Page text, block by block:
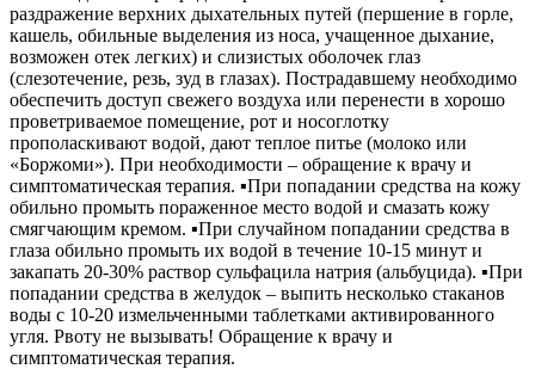
раздражение верхних дыхательных путей (першение в горле,
кашель, обильные выделения из носа, учащенное дыхание,
возможен отек легких) и слизистых оболочек глаз
(слезотечение, резь, зуд в глазах). Пострадавшему необходимо
обеспечить доступ свежего воздуха или перенести в хорошо
проветриваемое помещение, рот и носоглотку
прополаскивают водой, дают теплое питье (молоко или
«Боржоми»). При необходимости – обращение к врачу и
симптоматическая терапия. ▪При попадании средства на кожу
обильно промыть пораженное место водой и смазать кожу
смягчающим кремом. ▪При случайном попадании средства в
глаза обильно промыть их водой в течение 10-15 минут и
закапать 20-30% раствор сульфацила натрия (альбуцида). ▪При
попадании средства в желудок – выпить несколько стаканов
воды с 10-20 измельченными таблетками активированного
угля. Рвоту не вызывать! Обращение к врачу и
симптоматическая терапия.